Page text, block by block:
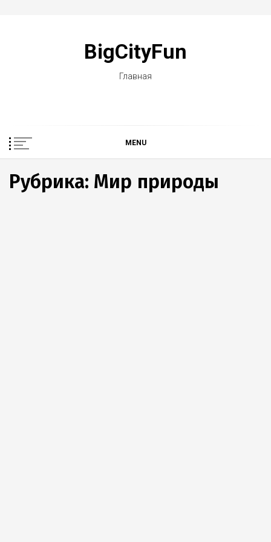
BigCityFun
Главная
MENU
Рубрика: Мир природы